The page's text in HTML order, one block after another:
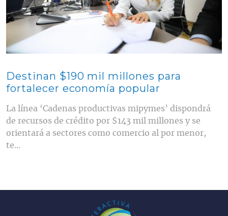
Destinan $190 mil millones para
fortalecer economía popular
La línea ‘Cadenas productivas mipymes’ dispondrá
de recursos de crédito por $143 mil millones y se
orientará a sectores como comercio al por menor,
te...